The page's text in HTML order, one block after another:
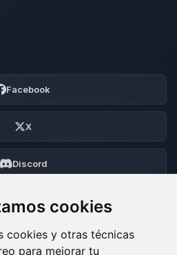
cookies
cookies y otras técnicas
para mejorar tu
Facebook
X
Discord
Foro